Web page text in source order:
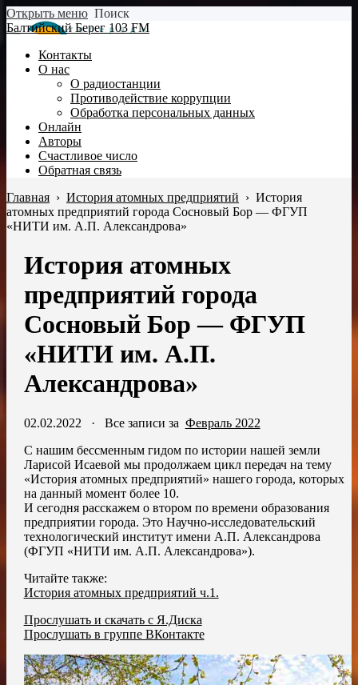
Открыть меню Поиск
Балтийский Берег 103 FM
Контакты
О нас
О радиостанции
Противодействие коррупции
Обработка персональных данных
Онлайн
Авторы
Счастливое число
Обратная связь
Главная › История атомных предприятий › История
атомных предприятий города Сосновый Бор — ФГУП
«НИТИ им. А.П. Александрова»
История атомных
предприятий города
Сосновый Бор — ФГУП
«НИТИ им. А.П.
Александрова»
02.02.2022 · Все записи за Февраль 2022
С нашим бессменным гидом по истории нашей земли
Ларисой Исаевой мы продолжаем цикл передач на тему
«История атомных предприятий» нашего города, которых
на данный момент более 10.
И сегодня расскажем о втором по времени образования
предприятии города. Это Научно-исследовательский
технологический институт имени А.П. Александрова
(ФГУП «НИТИ им. А.П. Александрова»).
Читайте также:
История атомных предприятий ч.1.
Прослушать и скачать с Я.Диска
Прослушать в группе ВКонтакте